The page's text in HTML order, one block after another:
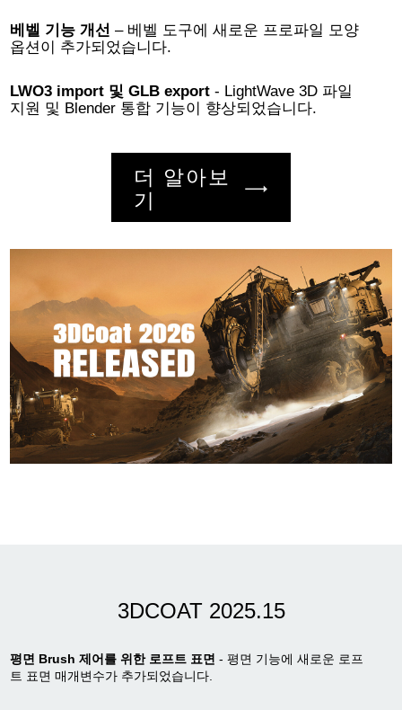
베벨 기능 개선 – 베벨 도구에 새로운 프로파일 모양
옵션이 추가되었습니다.
LWO3 import 및 GLB export - LightWave 3D 파일
지원 및 Blender 통합 기능이 향상되었습니다.
더 알아보
기
3DCOAT 2025.15
평면 Brush 제어를 위한 로프트 표면 - 평면 기능에 새로운 로프
트 표면 매개변수가 추가되었습니다.